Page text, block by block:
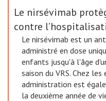
Le nirsévimab
contre
Le nirsévimab est un
administré en dose
enfants jusqu'à l'âge
saison du VRS. Chez
administration est
la deuxième année de